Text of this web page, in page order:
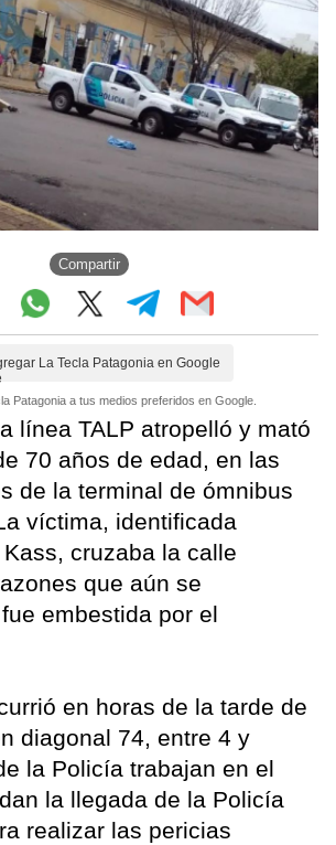
Compartir
La Tecla Patagonia en Google
Patagonia a tus medios preferidos en Google.
línea TALP atropelló y mató
70 años de edad, en las
de la terminal de ómnibus
víctima, identificada
cruzaba la calle
que aún se
embestida por el
en horas de la tarde de
diagonal 74, entre 4 y
la Policía trabajan en el
la llegada de la Policía
realizar las pericias